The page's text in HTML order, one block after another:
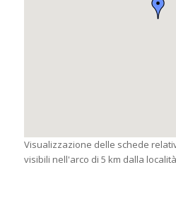
Visualizzazione delle schede
visibili nell'arco di 5 km dalla